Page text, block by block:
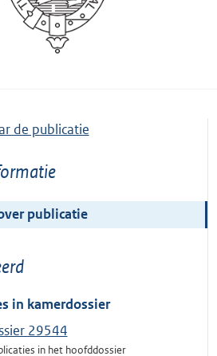
de publicatie
publicatie
in kamerdossier
29544
in het hoofddossier